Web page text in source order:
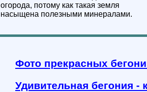
огорода, потому как такая земля
насыщена полезными минералами.
Фото прекрасных
Удивительная бегония -